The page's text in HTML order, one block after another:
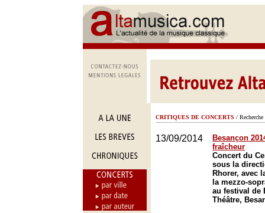
CRITIQUES DE CONCERTS / Recherche
13/09/2014
Besançon
fraîcheur
Concert du
sous la
Rhorer, avec
la mezzo-
au festival de
Théâtre,